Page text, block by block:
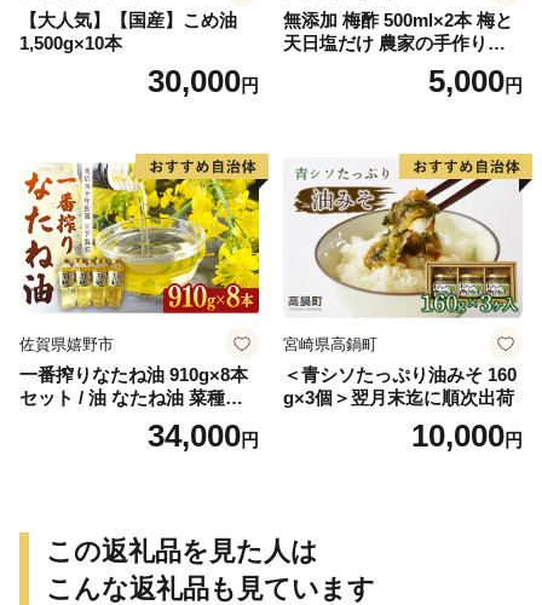
【大人気】【国産】こめ油
1,500g×10本
30,000円
無添加 梅酢 500ml×2本 梅と
天日塩だけ 農家の手作り完
5,000円
佐賀県嬉野市
一番搾りなたね油 910g×8本
セット / 油 なたね油 菜種油
ナタネ【山下製油】 [NBE00
34,000円
宮崎県高鍋町
＜青シソたっぷり油みそ 160
g×3個＞翌月末迄に順次出荷
10,000円
この返礼品を見た人は
こんな返礼品も見ています